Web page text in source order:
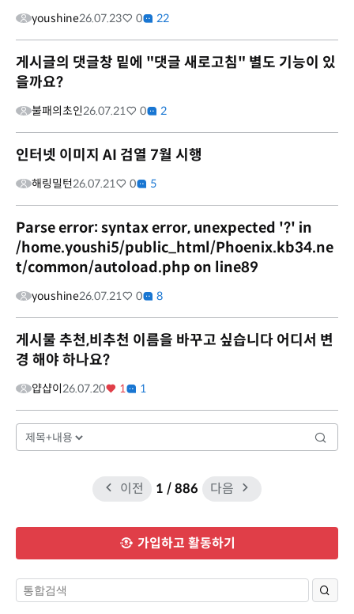
youshine26.07.23 0 22
게시글의 댓글창 밑에 "댓글 새로고침" 별도 기능이 있
을까요?
불패의초인26.07.21 0 2
인터넷 이미지 AI 검열 7월 시행
해링밀턴26.07.21 0 5
Parse error: syntax error, unexpected '?' in
/home.youshi5/public_html/Phoenix.kb34.ne
t/common/autoload.php on line89
youshine26.07.21 0 8
게시물 추천,비추천 이름을 바꾸고 싶습니다 어디서 변
경 해야 하나요?
얍샵이26.07.20 1 1
이전 1 / 886 다음
가입하고 활동하기